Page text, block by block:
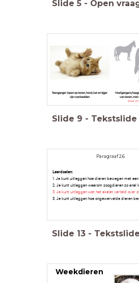
Slide 5 - Open
Teenganger:lopen op tenen, hond, kat en tijger
zijn voorbeelden
Hoefgangers/
van tenen, met
Waar zit
Slide 9 - Tekstslide
Paragraaf 2.6
Leerdoelen:
1. Je kunt uitleggen hoe dieren bewegen met
2. Je kunt uitleggen waarom zoogdieren zo snel
3. Je kunt uitleggen wat het skelet verteld over
3. Je kunt uitleggen hoe ongewervelde dieren
Slide 13 - Tekstslide
Weekdieren